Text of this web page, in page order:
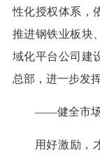
性化授权体系，
推进钢铁业板块
域化平台公司建
总部，进一步发
——健全市场
用好激励，